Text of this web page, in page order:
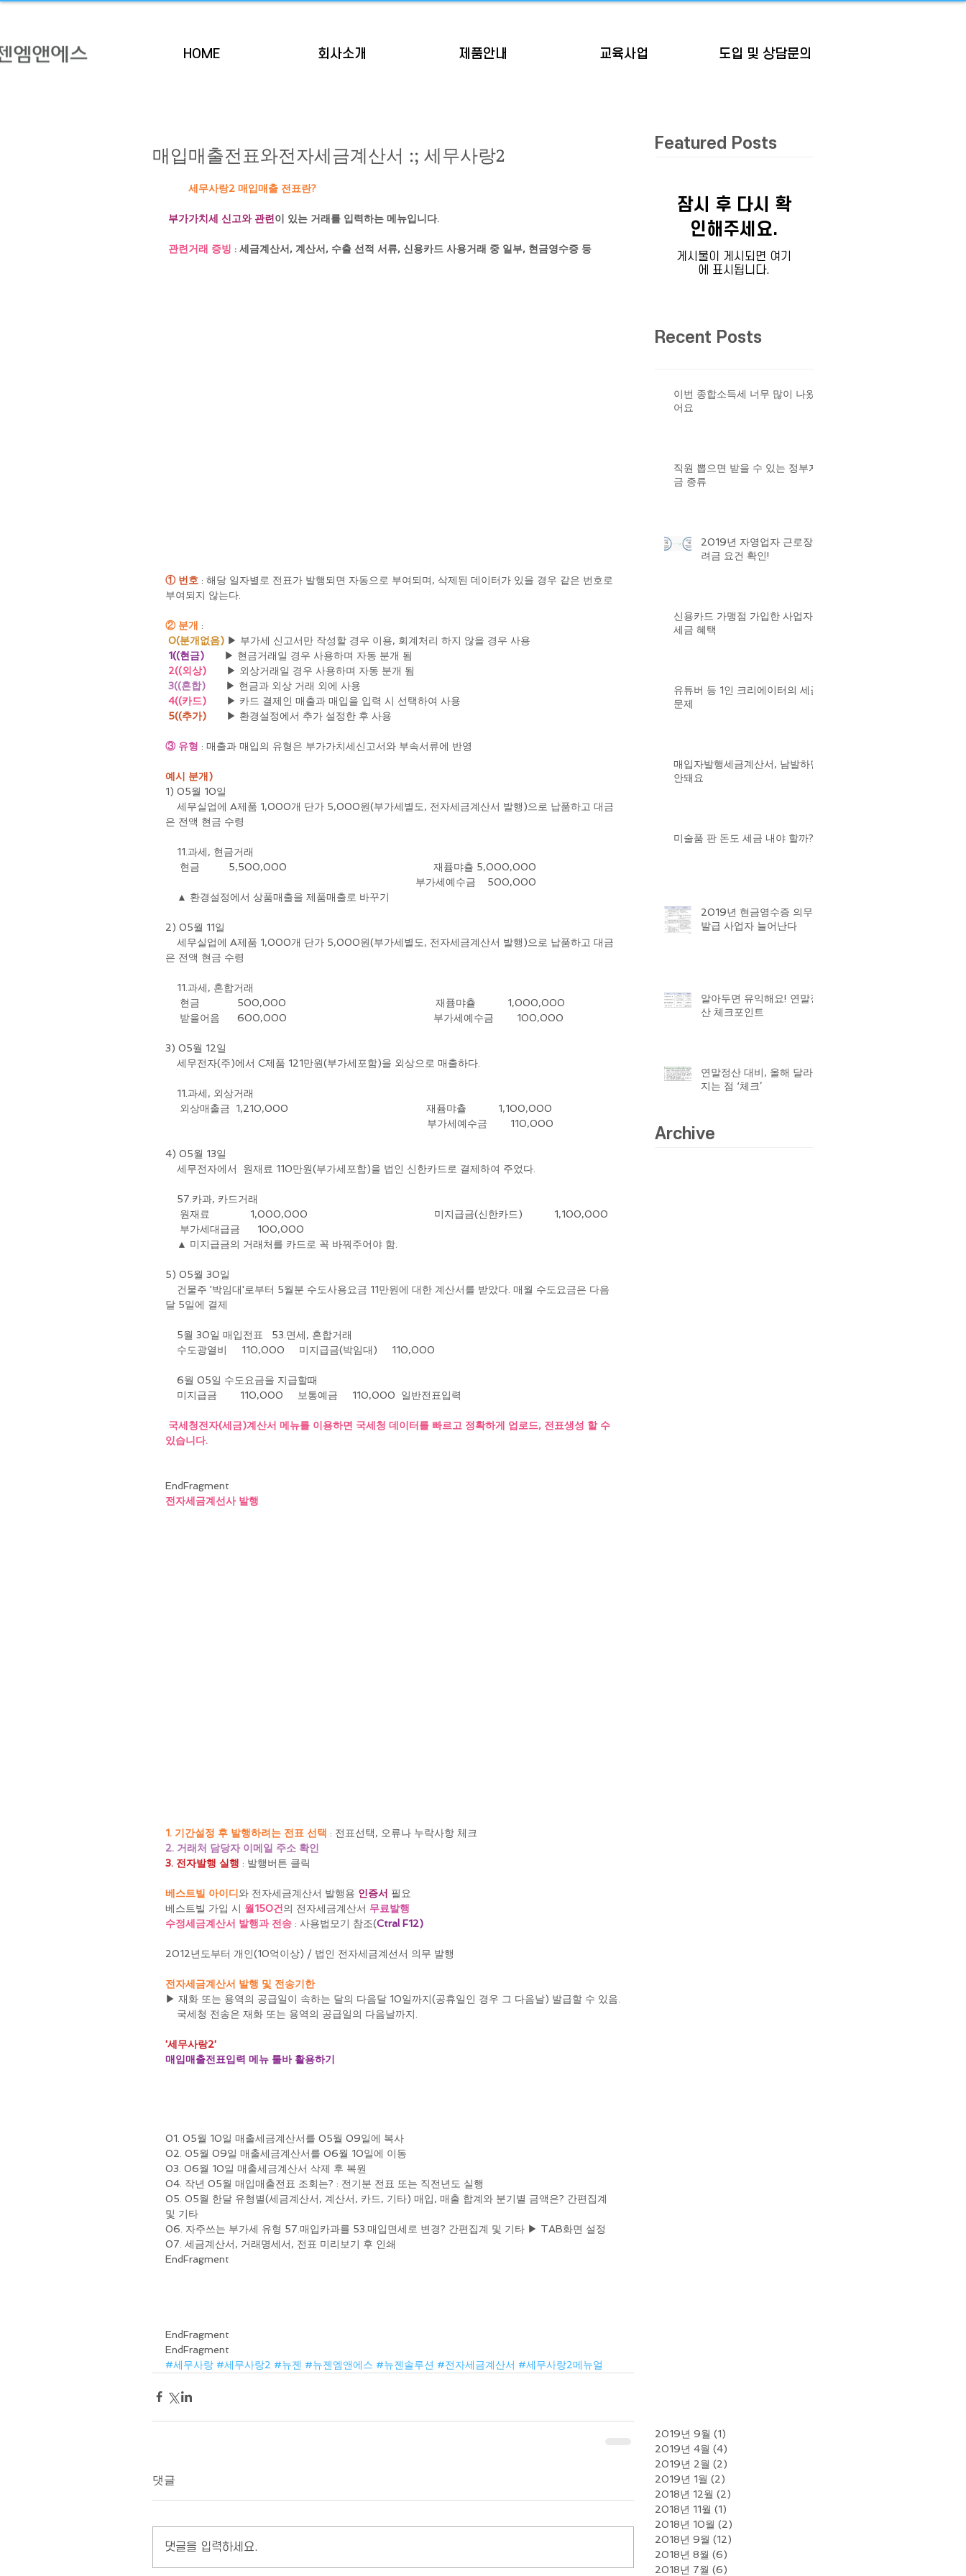
HOME 회사소개 제품안내 교육사업 도입 및 상담문의
매입매출전표와전자세금계산서 :; 세무사랑2
        세무사랑2 매입매출 전표란?
부가가치세 신고와 관련 이 있는 거래를 입력하는 메뉴입니다.
관련거래 증빙 : 세금계산서, 계산서, 수출 선적 서류, 신용카드 사용거래 중 일부, 현금영수증 등
① 번호 : 해당 일자별로 전표가 발행되면 자동으로 부여되며, 삭제된 데이터가 있을 경우 같은 번호로
부여되지 않는다.
② 분개 :
0(분개없음) ▶ 부가세 신고서만 작성할 경우 이용, 회계처리 하지 않을 경우 사용
1((현금)
       ▶ 현금거래일 경우 사용하며 자동 분개 됨
2((외상)
       ▶ 외상거래일 경우 사용하며 자동 분개 됨
3((혼합)
       ▶ 현금과 외상 거래 외에 사용
4((카드)
      ▶ 카드 결제인 매출과 매입을 입력 시 선택하여 사용
5((추가)
       ▶ 환경설정에서 추가 설정한 후 사용
③ 유형 : 매출과 매입의 유형은 부가가치세신고서와 부속서류에 반영
예시 분개)
1) 05월 10일
은 전액 현금 수령
    11.과세, 현금거래
     현금          5,500,000                                                   재퓸먀츌 5,000,000
                                                                                       부가세예수금    500,000
    ▲ 환경설정에서 상품매출을 제품매출로 바꾸기
2) 05월 11일
은 전액 현금 수령
    11.과세, 혼합거래
     현금             500,000                                                    재퓸먀츌           1,000,000
     받을어음      600,000                                                   부가세예수금        100,000
3) 05월 12일
    세무전자(주)에서 C제품 121만원(부가세포함)을 외상으로 매출하다.
    11.과세, 외상거래
     외상매출금  1,210,000                                                재퓸먀츌           1,100,000
                                                                                           부가세예수금        110,000
4) 05월 13일
    세무전자에서  원재료 110만원(부가세포함)을 법인 신한카드로 결제하여 주었다.
    57.카과, 카드거래
     원재료              1,000,000                                            미지급금(신한카드)           1,100,000
     부가세대급금      100,000
    ▲ 미지급금의 거래처를 카드로 꼭 바꿔주어야 함.
5) 05월 30일
달 5일에 결제
    5월 30일 매입전표   53.면세, 혼합거래
    수도광열비     110,000     미지급금(박임대)     110,000
    6월 05일 수도요금을 지급할때
    미지급금        110,000     보통예금     110,000  일반전표입력
국세청전자(세금)계산서 메뉴를 이용하면 국세청 데이터를 빠르고 정확하게 업로드, 전표생성 할 수
있습니다.
EndFragment
전자세금계선사 발행
1. 기간설정 후 발행하려는 전표 선택 : 전표선택, 오류나 누락사항 체크
2. 거래처 담당자 이메일 주소 확인
3. 전자발행 실행 : 발행버튼 클릭
베스트빌 아이디 와 전자세금계산서 발행용 인증서 필요
베스트빌 가입 시 월150건 의 전자세금계산서 무료발행
수정세금계산서 발행과 전송 : 사용법모기 참조(Ctral F12)
2012년도부터 개인(10억이상) / 법인 전자세금계선서 의무 발행
전자세금계산서 발행 및 전송기한
▶ 재화 또는 용역의 공급일이 속하는 달의 다음달 10일까지(공휴일인 경우 그 다음날) 발급할 수 있음.
    국세청 전송은 재화 또는 용역의 공급일의 다음날까지.
'세무사랑2'
매입매출전표입력 메뉴 툴바 활용하기
01. 05월 10일 매출세금계산서를 05월 09일에 복사
02. 05월 09일 매출세금계산서를 06월 10일에 이동
03. 06월 10일 매출세금계산서 삭제 후 복원
04. 작년 05월 매입매출전표 조회는? : 전기분 전표 또는 직전년도 실행
05. 05월 한달 유형별(세금계산서, 계산서, 카드, 기타) 매입, 매출 합계와 분기별 금액은? 간편집계
및 기타
06. 자주쓰는 부가세 유형 57.매입카과를 53.매입면세로 변경? 간편집계 및 기타 ▶ TAB화면 설정
07. 세금계산서, 거래명세서, 전표 미리보기 후 인쇄
EndFragment
EndFragment
EndFragment
#세무사랑 #세무사랑2 #뉴젠 #뉴젠엠앤에스 #뉴젠솔루션 #전자세금계산서 #세무사랑2메뉴얼
댓글
댓글을 입력하세요.
Featured Posts
잠시 후 다시 확
인해주세요.
게시물이 게시되면 여기
에 표시됩니다.
Recent Posts
이번 종합소득세 너무 많이 나왔
어요
직원 뽑으면 받을 수 있는 정부자
금 종류
2019년 자영업자 근로장
려금 요건 확인!
신용카드 가맹점 가입한 사업자
세금 혜택
유튜버 등 1인 크리에이터의 세금
문제
매입자발행세금계산서, 남발하면
안돼요
미술품 판 돈도 세금 내야 할까?
2019년 현금영수증 의무
발급 사업자 늘어난다
알아두면 유익해요! 연말정
산 체크포인트
연말정산 대비, 올해 달라
지는 점 ‘체크’
Archive
2019년 9월 (1)
2019년 4월 (4)
2019년 2월 (2)
2019년 1월 (2)
2018년 12월 (2)
2018년 11월 (1)
2018년 10월 (2)
2018년 9월 (12)
2018년 8월 (6)
2018년 7월 (6)